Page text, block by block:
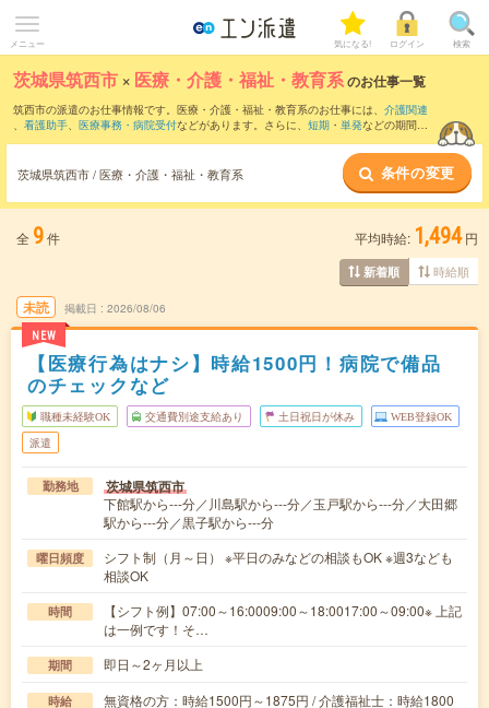
メニュー 気になる! ログイン 検索
茨城県筑西市 × 医療・介護・福祉・教育系のお仕事一覧
筑西市の派遣のお仕事情報です。医療・介護・福祉・教育系のお仕事には、 介護関連
、 看護助手、 医療事務・病院受付などがあります。さらに、 短期 ・ 単発などの期間
茨城県筑西市 / 医療・介護・福祉・教育系 条件の変更
全 9件 平均時給: 1,494 円
新着順 時給順
未読
NEW
掲載日 2026/08/06
【医療行為はナシ】時給1500円！病院で備品
のチェックなど
職種未経験OK 交通費別途支給あり 土日祝日が休み WEB登録OK
派遣
勤務地 茨城県筑西市
下館駅から---分／川島駅から---分／玉戸駅から---分／大田郷
駅から---分／黒子駅から---分
曜日頻度
シフト制（月～日） ※平日のみなどの相談もOK ※週3なども
相談OK
時間
【シフト例】07:00～16:0009:00～18:0017:00～09:00※ 上記
は一例です！そ…
期間 即日～2ヶ月以上
時給
無資格の方：時給1500円～1875円 / 介護福祉士：時給1800